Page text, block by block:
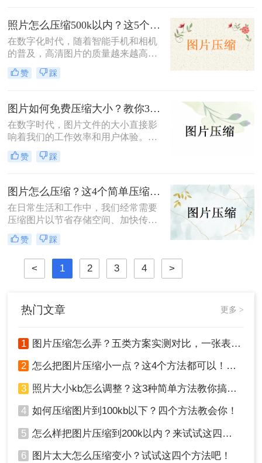
缩方法。
照片怎么压缩500k以内？这5个压缩方法推荐给你！
在数字化时代，随着智能手机和相机
的普及，高清图片的质量越来越高，
但这也导致了单张图片的文件大小动
辄数兆字节（MB），给存储、传输
件附件限制、社交媒体上传要求或网
页加载速度优化的需求，将照片压缩
至500K以内成为了许多用户迫切需要
掌握的一项技能。那么照片怎么压缩
500k以内呢？本文将详细介绍五种简
单易行的照片压缩方法，帮助您轻松
赞 踩
图片如何免费压缩大小？教你3个压缩图片的好方法！
在数字时代，图片文件的大小直接影
响着我们的工作效率和用户体验。无
论是为了加快网页加载速度、适应特
定平台的上传要求还是节省存储空
项非常重要的技能。本文将介绍三种
广泛使用的图片压缩方法。
赞 踩
图片怎么压缩？这4个简单压缩方法用起来！
在日常生活和工作中，我们经常需要
压缩图片以节省存储空间、加快传输
速度或满足特定的上传要求。那么图
片怎么压缩呢？本文将介绍四种图片
压缩方法，帮助您更好地进行图片压
赞 踩
< 1 2 3 4 >
热门文章 更多 >
1 图片压缩怎么弄？五类方案实测对比，一张表看懂怎么选！
2 怎么把图片压缩小一点？这4个方法都可以！赶紧试试！
3 照片大小kb怎么调整？这3种简单方法教你搞定！
4 如何压缩图片到100kb以下？四个方法教会你！
5 怎么样把图片压缩到200k以内？来试试这四种压缩方法！
6 图片太大怎么压缩变小？试试这四个方法吧！